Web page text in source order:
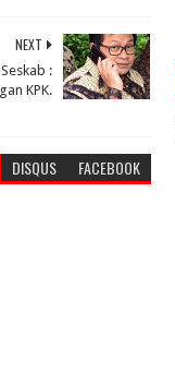
NEXT
:
KPK.
DISQUS FACEBOOK